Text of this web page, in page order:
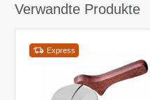
Verwandte Produkte
Express